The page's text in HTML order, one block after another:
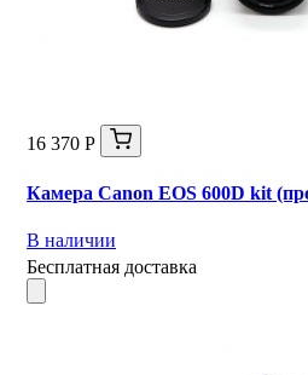
16 370 Р
Камера Canon EOS 600D kit
В наличии
Бесплатная доставка